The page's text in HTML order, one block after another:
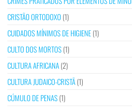
CRISTÃO ORTODOXO (1)
CUIDADOS MÍNIMOS DE HIGIENE(1)
CULTO DOS MORTOS(1)
CULTURA AFRICANA(2)
CULTURA JUDAICO-CRISTÃ(1)
CÚMULO DE PENAS(1)